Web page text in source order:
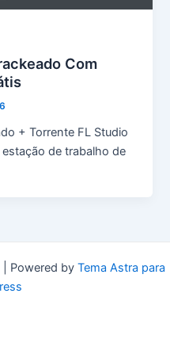
Com
+ Torrente FL Studio
de trabalho de
Powered by Tema Astra para